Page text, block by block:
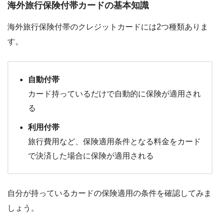
海外旅行保険付帯カードの基本知識
海外旅行保険付帯のクレジットカードには2つ種類ありま
す。
自動付帯
カード持っているだけで自動的に保険が適用され
る
利用付帯
旅行費用など、保険適用条件となる料金をカード
で決済した場合に保険が適用される
自分が持っているカードの保険適用の条件を確認してみま
しょう。